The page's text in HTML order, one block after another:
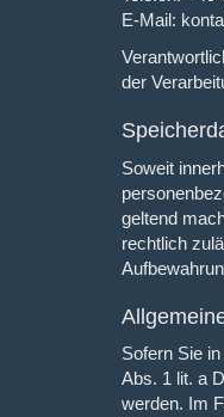
E-Mail:
der
Soweit
geltend
rechtlich
Sofern Sie
Abs. 1 lit. a
werden. Im